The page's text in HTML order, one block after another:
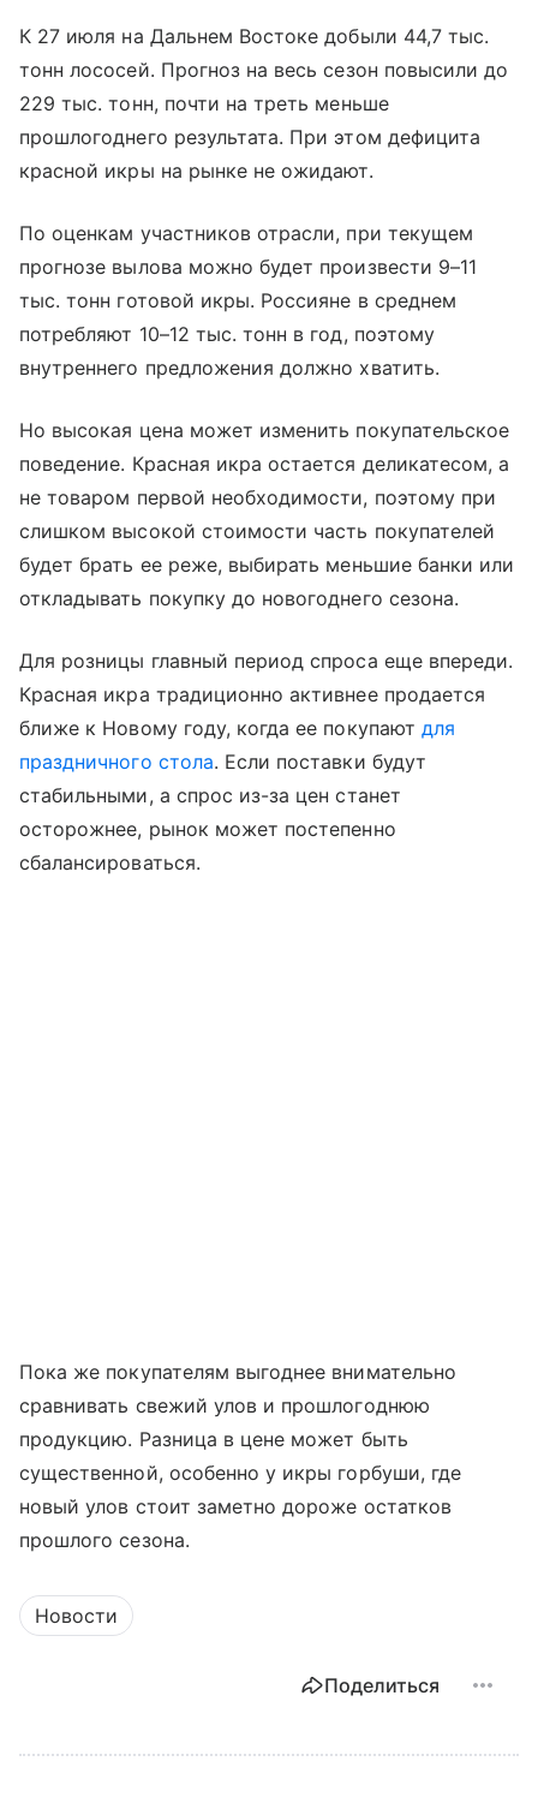
К 27 июля на Дальнем Востоке добыли 44,7 тыс.
тонн лососей. Прогноз на весь сезон повысили до
229 тыс. тонн, почти на треть меньше
прошлогоднего результата. При этом дефицита
красной икры на рынке не ожидают.
По оценкам участников отрасли, при текущем
прогнозе вылова можно будет произвести 9–11
тыс. тонн готовой икры. Россияне в среднем
потребляют 10–12 тыс. тонн в год, поэтому
внутреннего предложения должно хватить.
Но высокая цена может изменить покупательское
поведение. Красная икра остается деликатесом, а
не товаром первой необходимости, поэтому при
слишком высокой стоимости часть покупателей
будет брать ее реже, выбирать меньшие банки или
откладывать покупку до новогоднего сезона.
Для розницы главный период спроса еще впереди.
Красная икра традиционно активнее продается
ближе к Новому году, когда ее покупают для
праздничного стола. Если поставки будут
стабильными, а спрос из-за цен станет
осторожнее, рынок может постепенно
сбалансироваться.
Пока же покупателям выгоднее внимательно
сравнивать свежий улов и прошлогоднюю
продукцию. Разница в цене может быть
существенной, особенно у икры горбуши, где
новый улов стоит заметно дороже остатков
прошлого сезона.
Новости
Поделиться